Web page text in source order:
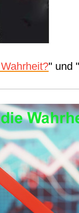
" und "